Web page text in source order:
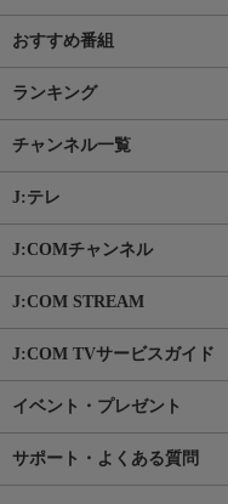
おすすめ番組
ランキング
チャンネル一覧
J:テレ
J:COMチャンネル
J:COM STREAM
J:COM TVサービスガイド
イベント・プレゼント
サポート・よくある質問